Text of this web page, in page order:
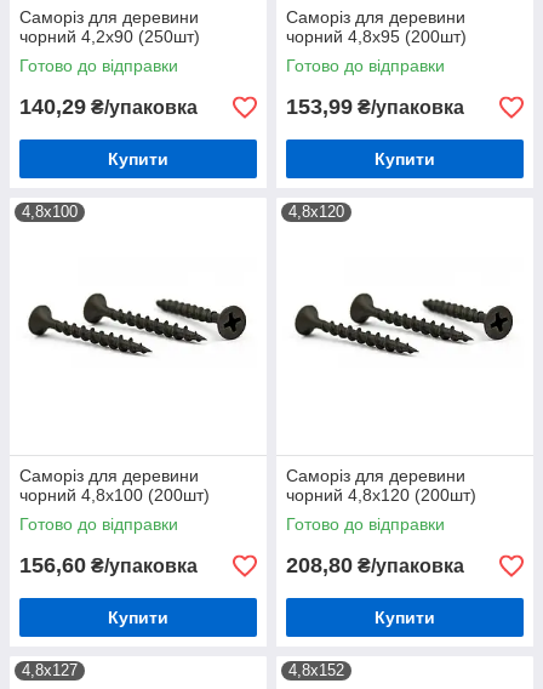
Саморіз для деревини
чорний 4,2х90 (250шт)
Готово до відправки
140,29 ₴/упаковка
Купити
Саморіз для деревини
чорний 4,8х95 (200шт)
Готово до відправки
153,99 ₴/упаковка
Купити
4,8х100
Саморіз для деревини
чорний 4,8х100 (200шт)
Готово до відправки
156,60 ₴/упаковка
Купити
4,8х120
Саморіз для деревини
чорний 4,8х120 (200шт)
Готово до відправки
208,80 ₴/упаковка
Купити
4,8х127 4,8х152